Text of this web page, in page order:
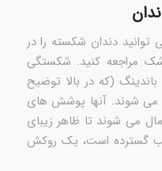
توانید دندان شکسته را در
مراجعه کنید. شکستگی
باندینگ (که در بالا توضیح
می شوند. آنها پوشش های
می شوند تا ظاهر زیبای
گسترده است، یک روکش